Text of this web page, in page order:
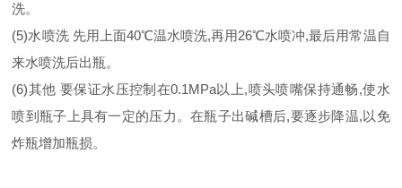
洗。
(5)水喷洗 先用上面40℃温水喷洗,再用26℃水喷冲,最后用常温自
来水喷洗后出瓶。
(6)其他 要保证水压控制在0.1MPa以上,喷头喷嘴保持通畅,使水
喷到瓶子上具有一定的压力。在瓶子出碱槽后,要逐步降温,以免
炸瓶增加瓶损。